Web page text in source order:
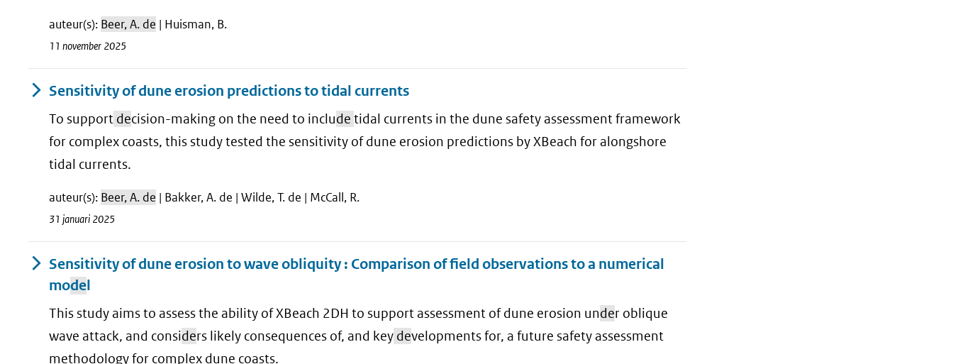
auteur(s): Beer, A. de | Huisman, B.
11 november 2025
Sensitivity of dune erosion predictions to tidal currents
To support decision-making on the need to include tidal currents in the dune safety assessment framework
for complex coasts, this study tested the sensitivity of dune erosion predictions by XBeach for alongshore
tidal currents.
auteur(s): Beer, A. de | Bakker, A. de | Wilde, T. de | McCall, R.
31 januari 2025
Sensitivity of dune erosion to wave obliquity : Comparison of field observations to a numerical
model
This study aims to assess the ability of XBeach 2DH to support assessment of dune erosion under oblique
wave attack, and considers likely consequences of, and key developments for, a future safety assessment
methodology for complex dune coasts.